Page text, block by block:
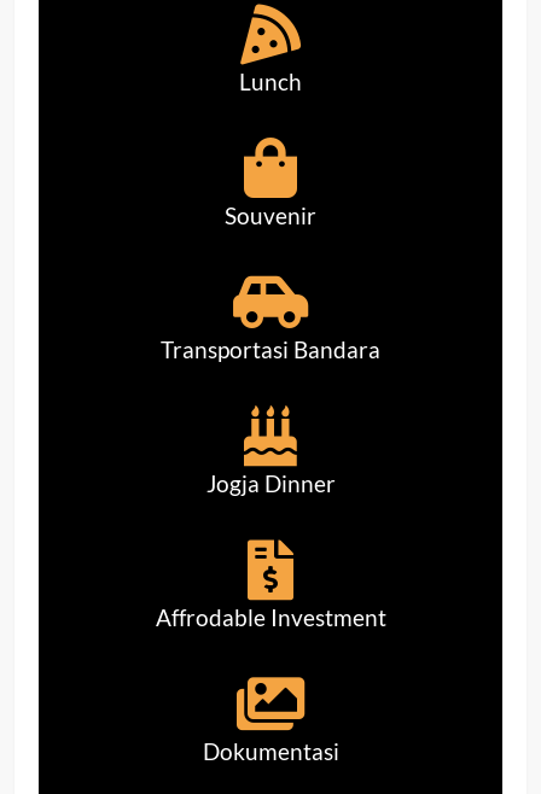
Lunch
Souvenir
Transportasi Bandara
Jogja Dinner
Affrodable Investment
Dokumentasi